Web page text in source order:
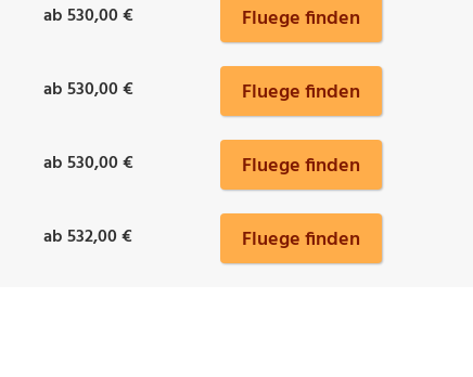
ab 530,00 € Fluege finden
ab 530,00 € Fluege finden
ab 530,00 € Fluege finden
ab 532,00 € Fluege finden